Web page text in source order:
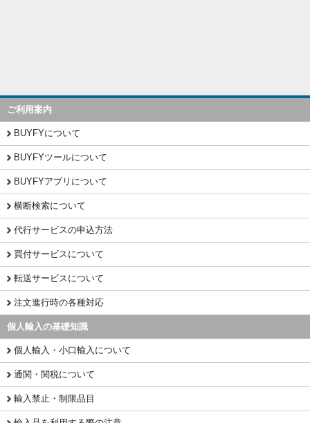
ご利用案内
BUYFYについて
BUYFYツールについて
BUYFYアプリについて
横断検索について
代行サービスの申込方法
買付サービスについて
転送サービスについて
注文進行時の各種対応
個人輸入の基礎知識
個人輸入・小口輸入について
通関・関税について
輸入禁止・制限品目